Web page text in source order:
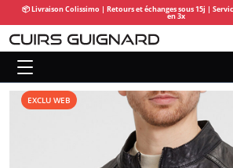
📦 Livraison Colissimo | Retours et échanges sous 15j |
en 3x
EXCLU WEB